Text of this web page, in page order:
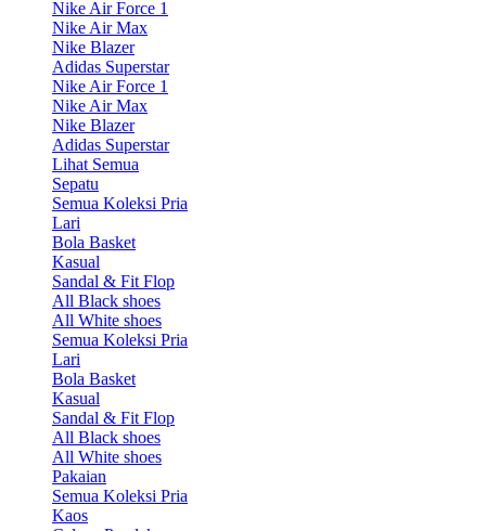
Nike Air Force 1
Nike Air Max
Nike Blazer
Adidas Superstar
Nike Air Force 1
Nike Air Max
Nike Blazer
Adidas Superstar
Lihat Semua
Sepatu
Semua Koleksi Pria
Lari
Bola Basket
Kasual
Sandal & Fit Flop
All Black shoes
All White shoes
Semua Koleksi Pria
Lari
Bola Basket
Kasual
Sandal & Fit Flop
All Black shoes
All White shoes
Pakaian
Semua Koleksi Pria
Kaos